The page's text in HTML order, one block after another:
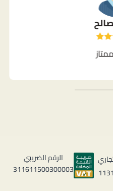
الرقم الضريبي
311611500300003